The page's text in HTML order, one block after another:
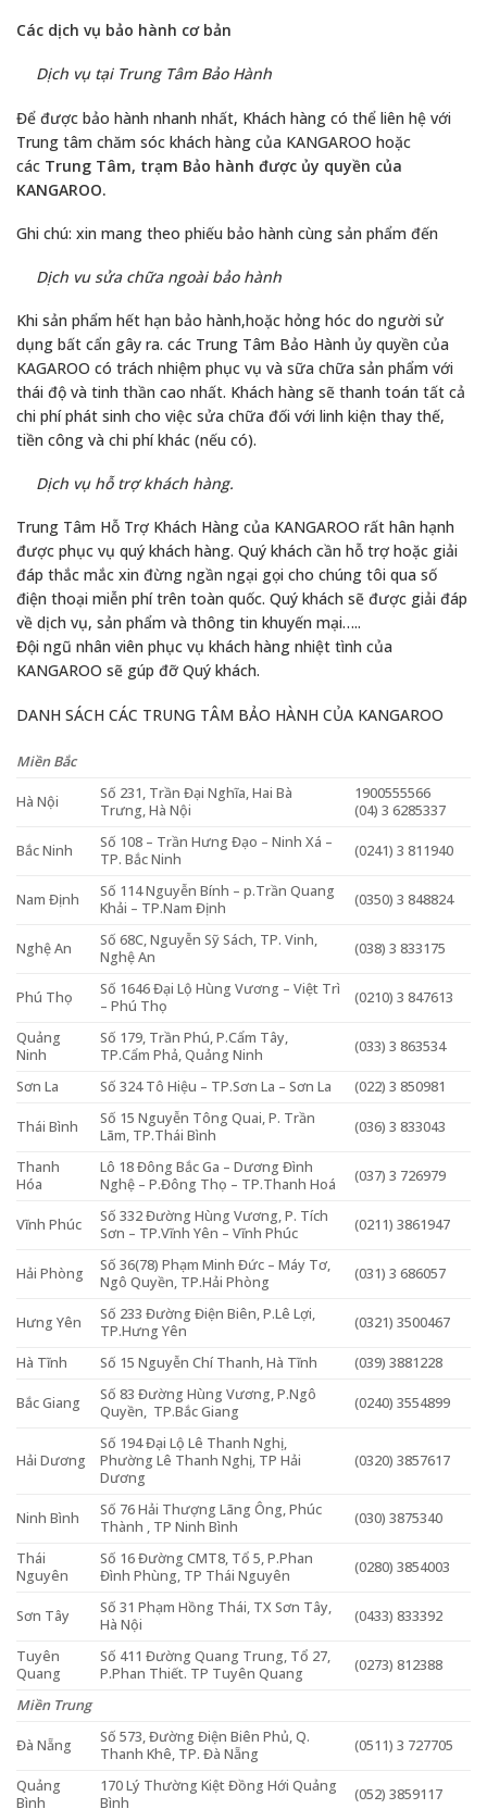
Các dịch vụ bảo hành cơ bản
Dịch vụ tại Trung Tâm Bảo Hành
Để được bảo hành nhanh nhất, Khách hàng có thể liên hệ với
Trung tâm chăm sóc khách hàng của KANGAROO hoặc
các Trung Tâm, trạm Bảo hành được ủy quyền của
KANGAROO.
Ghi chú: xin mang theo phiếu bảo hành cùng sản phẩm đến
Dịch vu sửa chữa ngoài bảo hành
Khi sản phẩm hết hạn bảo hành,hoặc hỏng hóc do người sử
dụng bất cẩn gây ra. các Trung Tâm Bảo Hành ủy quyền của
KAGAROO có trách nhiệm phục vụ và sữa chữa sản phẩm với
thái độ và tinh thần cao nhất. Khách hàng sẽ thanh toán tất cả
chi phí phát sinh cho việc sửa chữa đối với linh kiện thay thế,
tiền công và chi phí khác (nếu có).
Dịch vụ hỗ trợ khách hàng.
Trung Tâm Hỗ Trợ Khách Hàng của KANGAROO rất hân hạnh
được phục vụ quý khách hàng. Quý khách cần hỗ trợ hoặc giải
đáp thắc mắc xin đừng ngần ngại gọi cho chúng tôi qua số
điện thoại miễn phí trên toàn quốc. Quý khách sẽ được giải đáp
về dịch vụ, sản phẩm và thông tin khuyến mại…..
Đội ngũ nhân viên phục vụ khách hàng nhiệt tình của
KANGAROO sẽ gúp đỡ Quý khách.
DANH SÁCH CÁC TRUNG TÂM BẢO HÀNH CỦA KANGAROO
Miền Bắc
Hà Nội
Số 231, Trần Đại Nghĩa, Hai Bà
Trưng, Hà Nội
1900555566
(04) 3 6285337
Bắc Ninh
Số 108 – Trần Hưng Đạo – Ninh Xá –
TP. Bắc Ninh
(0241) 3 811940
Nam Định
Số 114 Nguyễn Bính – p.Trần Quang
Khải – TP.Nam Định
(0350) 3 848824
Nghệ An
Số 68C, Nguyễn Sỹ Sách, TP. Vinh,
Nghệ An
(038) 3 833175
Phú Thọ
Số 1646 Đại Lộ Hùng Vương – Việt Trì
– Phú Thọ
(0210) 3 847613
Quảng
Ninh
Số 179, Trần Phú, P.Cẩm Tây,
TP.Cẩm Phả, Quảng Ninh
(033) 3 863534
Sơn La Số 324 Tô Hiệu – TP.Sơn La – Sơn La (022) 3 850981
Thái Bình
Số 15 Nguyễn Tông Quai, P. Trần
Lãm, TP.Thái Bình
(036) 3 833043
Thanh
Hóa
Lô 18 Đông Bắc Ga – Dương Đình
Nghệ – P.Đông Thọ – TP.Thanh Hoá
(037) 3 726979
Vĩnh Phúc
Số 332 Đường Hùng Vương, P. Tích
Sơn – TP.Vĩnh Yên – Vĩnh Phúc
(0211) 3861947
Hải Phòng
Số 36(78) Phạm Minh Đức – Máy Tơ,
Ngô Quyền, TP.Hải Phòng
(031) 3 686057
Hưng Yên
Số 233 Đường Điện Biên, P.Lê Lợi,
TP.Hưng Yên
(0321) 3500467
Hà Tĩnh Số 15 Nguyễn Chí Thanh, Hà Tĩnh (039) 3881228
Bắc Giang
Số 83 Đường Hùng Vương, P.Ngô
Quyền, TP.Bắc Giang
(0240) 3554899
Hải Dương
Số 194 Đại Lộ Lê Thanh Nghị,
Phường Lê Thanh Nghị, TP Hải
Dương
(0320) 3857617
Ninh Bình
Số 76 Hải Thượng Lãng Ông, Phúc
Thành , TP Ninh Bình
(030) 3875340
Thái
Nguyên
Số 16 Đường CMT8, Tổ 5, P.Phan
Đình Phùng, TP Thái Nguyên
(0280) 3854003
Sơn Tây
Số 31 Phạm Hồng Thái, TX Sơn Tây,
Hà Nội
(0433) 833392
Tuyên
Quang
Số 411 Đường Quang Trung, Tổ 27,
P.Phan Thiết. TP Tuyên Quang
(0273) 812388
Miền Trung
Đà Nẵng
Số 573, Đường Điện Biên Phủ, Q.
Thanh Khê, TP. Đà Nẵng
(0511) 3 727705
Quảng
Bình
170 Lý Thường Kiệt Đồng Hới Quảng
Bình
(052) 3859117